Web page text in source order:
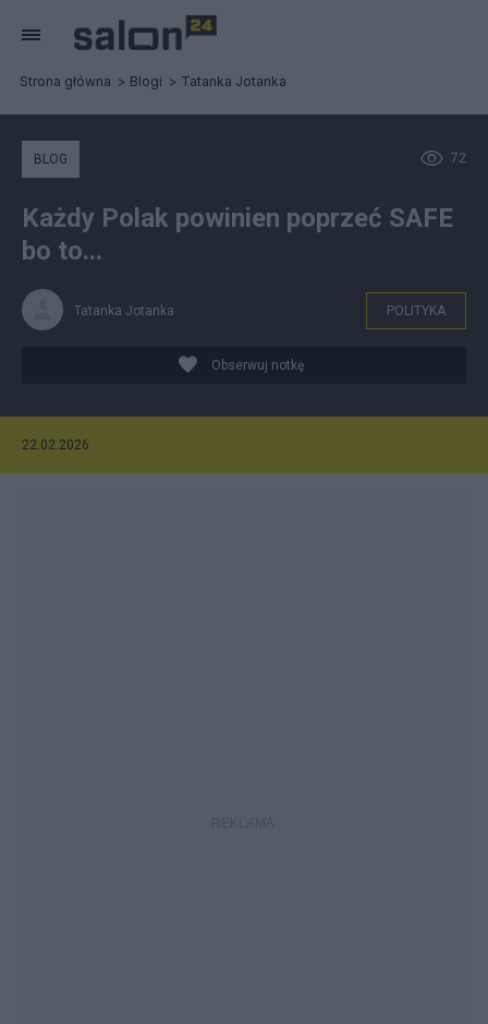
Strona główna Blogi Tatanka Jotanka
72
BLOG
Każdy Polak powinien poprzeć SAFE
bo to...
Tatanka Jotanka POLITYKA
Obserwuj notkę
22.02.2026